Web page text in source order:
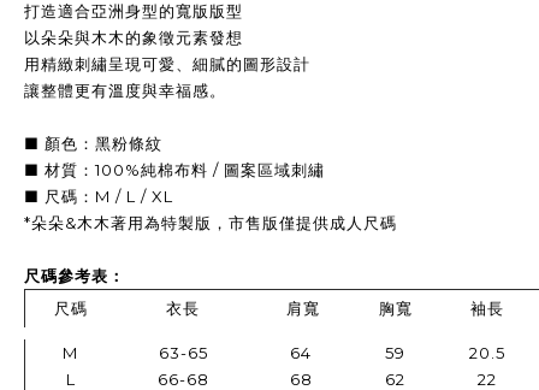
打造適合亞洲身型的寬版版型
以朵朵與木木的象徵元素發想
用精緻刺繡呈現可愛、細膩的圖形設計
讓整體更有溫度與幸福感。
■ 顏色：黑粉條紋
■ 材質：100%純棉布料 / 圖案區域刺繡
■ 尺碼：M / L / XL
*朵朵&木木著用為特製版，市售版僅提供成人尺碼
尺碼參考表：
尺碼
衣長 肩寬 胸寬 袖長
M 63-65 64 59
20.5
L
66-68 68 62
22